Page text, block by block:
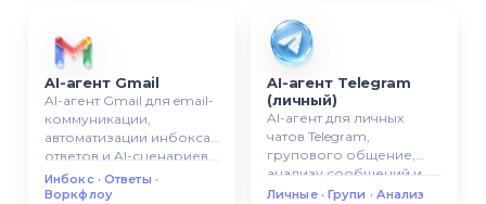
AI-агент Gmail
AI-агент Gmail для email-
коммуникации,
автоматизации инбокса,
ответов и AI-сценариев
работы с почтой.
Инбокс · Ответы ·
Воркфлоу
AI-агент Telegram
(личный)
AI-агент для личных
чатов Telegram,
групового общение,
анализу сообщений и
управление AI-чатами.
Личные · Групи · Анализ